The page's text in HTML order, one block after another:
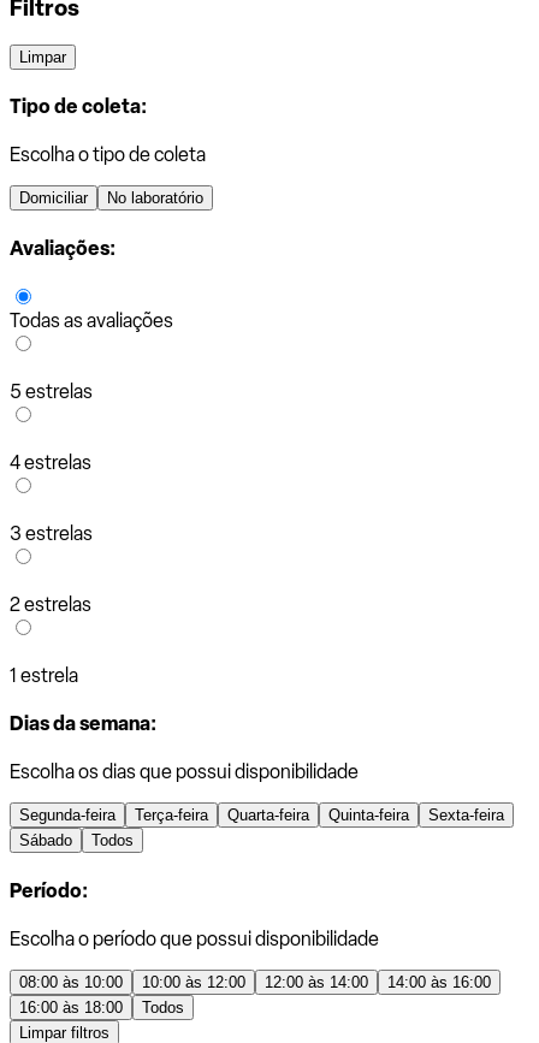
Filtros
Limpar
Tipo de coleta:
Escolha o tipo de coleta
Domiciliar No laboratório
Avaliações:
Todas as avaliações
5 estrelas
4 estrelas
3 estrelas
2 estrelas
1 estrela
Dias da semana:
Escolha os dias que possui disponibilidade
Segunda-feira Terça-feira Quarta-feira Quinta-feira
Sexta-feira
Sábado
Todos
Período:
Escolha o período que possui disponibilidade
08:00 às 10:00 10:00 às 12:00 12:00 às 14:00
14:00 às 16:00
16:00 às 18:00
Todos
Limpar filtros